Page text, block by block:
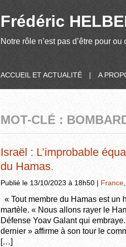
Frédéric
Notre rôle n’est pas d’être pour
ACCUEIL ET ACTUALITÉ | A
MOT-CLÉ :
Israël : L’improbable
du Hamas.
Publié le 13/10/2023 à 18h50 | France
« Tout membre du Hamas est un
martèle. « Nous allons rayer le
Défense Yoav Galant qui
dernier » affirme à son tour le
[…]